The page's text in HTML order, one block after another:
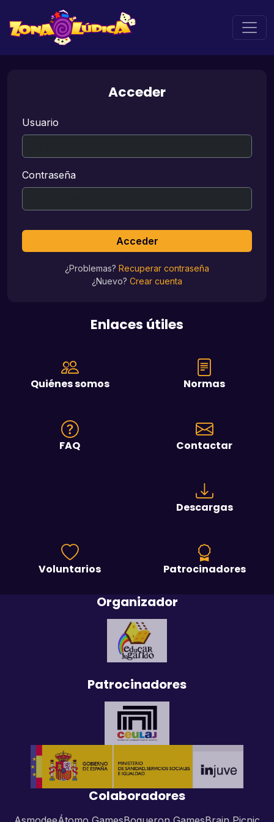
Acceder
Usuario
Contraseña
Acceder
¿Problemas? Recuperar contraseña
¿Nuevo? Crear cuenta
Enlaces útiles
Quiénes somos Normas
FAQ Contactar
Descargas
Voluntarios Patrocinadores
Organizador
Patrocinadores
Colaboradores